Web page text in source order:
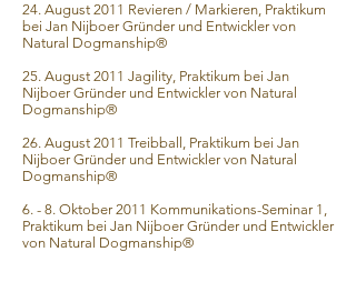
24. August 2011 Revieren / Markieren, Praktikum
bei Jan Nijboer Gründer und Entwickler von
Natural Dogmanship®
25. August 2011 Jagility, Praktikum bei Jan
Nijboer Gründer und Entwickler von Natural
Dogmanship®
26. August 2011 Treibball, Praktikum bei Jan
Nijboer Gründer und Entwickler von Natural
Dogmanship®
6. - 8. Oktober 2011 Kommunikations-Seminar 1,
Praktikum bei Jan Nijboer Gründer und Entwickler
von Natural Dogmanship®